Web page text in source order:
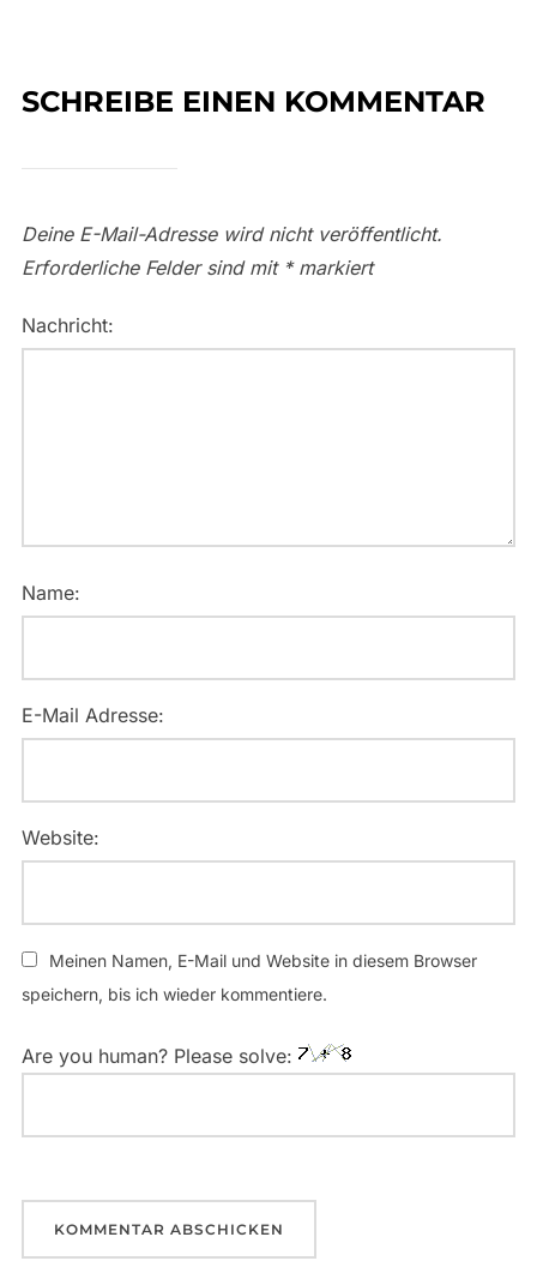
SCHREIBE EINEN KOMMENTAR
Deine E-Mail-Adresse wird nicht veröffentlicht.
Erforderliche Felder sind mit *markiert
Nachricht:
Name:
E-Mail Adresse:
Website:
Meinen Namen, E-Mail und Website in diesem Browser
speichern, bis ich wieder kommentiere.
Are you human? Please solve: